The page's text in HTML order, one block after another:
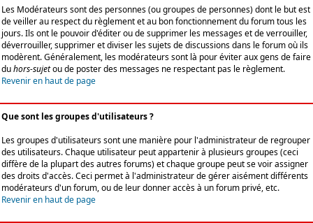
Les Modérateurs sont des personnes (ou groupes de personnes) dont le but est
de veiller au respect du règlement et au bon fonctionnement du forum tous les
jours. Ils ont le pouvoir d'éditer ou de supprimer les messages et de verrouiller,
déverrouiller, supprimer et diviser les sujets de discussions dans le forum où ils
modèrent. Généralement, les modérateurs sont là pour éviter aux gens de faire
duhors-sujetou de poster des messages ne respectant pas le règlement.
Revenir en haut de page
Que sont les groupes d'utilisateurs ?
Les groupes d'utilisateurs sont une manière pour l'administrateur de regrouper
des utilisateurs. Chaque utilisateur peut appartenir à plusieurs groupes (ceci
diffère de la plupart des autres forums) et chaque groupe peut se voir assigner
des droits d'accès. Ceci permet à l'administrateur de gérer aisément différents
modérateurs d'un forum, ou de leur donner accès à un forum privé, etc.
Revenir en haut de page